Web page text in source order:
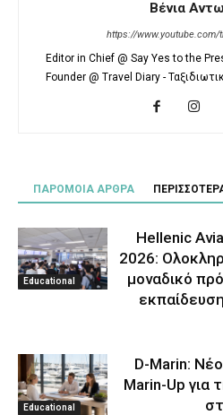
Βένια
https://www.youtube.com/
Editor in Chief @ Say Yes to the
Founder @ Travel Diary -
ΠΑΡΟΜΟΙΑ ΑΡΘΡΑ
Educational
Hellenic
2026:
μοναδικό
Educational
D-Marin:
Marin-Up για